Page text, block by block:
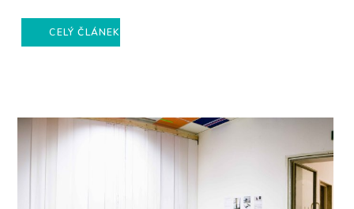
CELÝ ČLÁNEK